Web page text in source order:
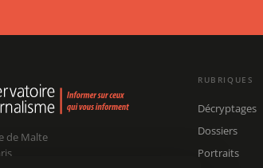
de Malte
RUBRIQUES
Décryptages
Dossiers
Portraits